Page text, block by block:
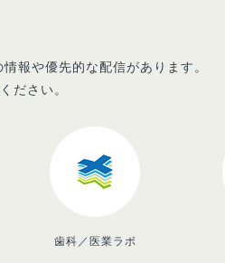
報や優先的な配信があります。
ださい。
歯科／医業ラボ